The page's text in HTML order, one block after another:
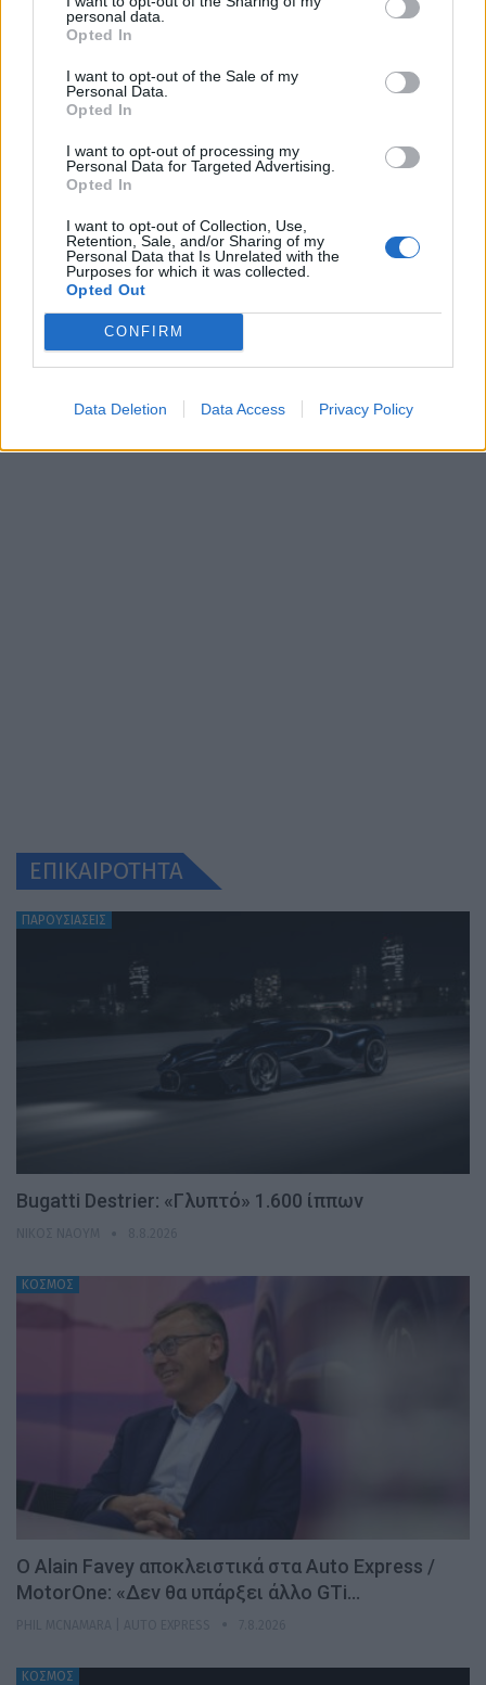
personal data.
Opted In
I want to opt-out of the Sale of my
Personal Data.
Opted In
I want to opt-out of processing my
Personal Data for Targeted Advertising.
Opted In
I want to opt-out of Collection, Use,
Retention, Sale, and/or Sharing of my
Personal Data that Is Unrelated with the
Purposes for which it was collected.
Opted Out
CONFIRM
Data Deletion Data Access Privacy Policy
Skoda: Ξεκίνησε η παραγωγή του
νέου Peaq – Δείτε Video από τη
γραμμή παραγωγής
6.8.2026
ΕΠΙΚΑΙΡΟΤΗΤΑ
ΠΑΡΟΥΣΙΑΣΕΙΣ
Bugatti Destrier: «Γλυπτό» 1.600 ίππων
ΚΟΣΜΟΣ
Ο Alain Favey αποκλειστικά στα Auto Express /
MotorOne: «Δεν θα υπάρξει άλλο GTi…
ΚΟΣΜΟΣ